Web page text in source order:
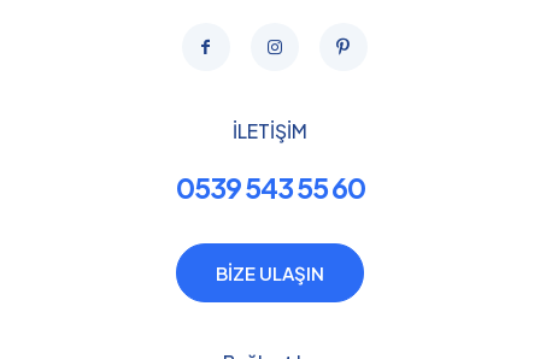
İLETİŞİM
0539 543 55 60
BİZE ULAŞIN